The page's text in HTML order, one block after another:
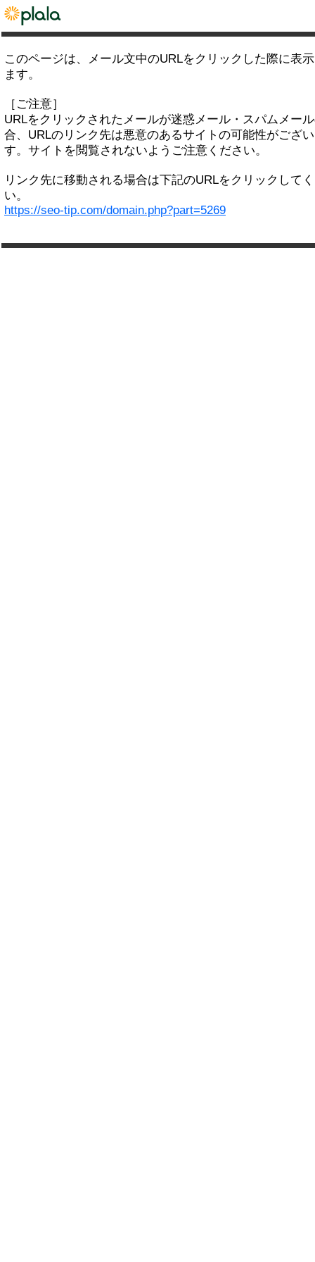
このページは、メール文中のURLをクリックした際に表
ます。
［ご注意］
URLをクリックされたメールが迷惑メール・スパムメー
合、URLのリンク先は悪意のあるサイトの可能性がござ
す。サイトを閲覧されないようご注意ください。
リンク先に移動される場合は下記のURLをクリックして
い。
https://seo-tip.com/domain.php?part=5269